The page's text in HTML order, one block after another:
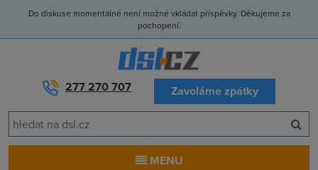
Do diskuse momentálně není možné vkládat příspěvky. Děkujeme za
pochopení.
277 270 707 Zavoláme zpátky
MENU